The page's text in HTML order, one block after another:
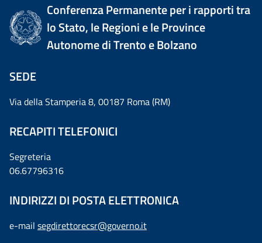
Conferenza Permanente per i rapporti tra
lo Stato, le Regioni e le Province
Autonome di Trento e Bolzano
SEDE
Via della Stamperia 8, 00187 Roma (RM)
RECAPITI TELEFONICI
Segreteria
06.67796316
INDIRIZZI DI POSTA ELETTRONICA
e-mail segdirettorecsr@governo.it